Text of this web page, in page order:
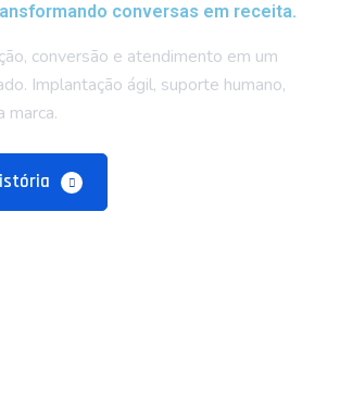
conversas em receita.
conversão e atendimento em um
Implantação ágil, suporte humano,
marca.